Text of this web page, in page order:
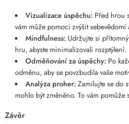
Vizualizace úspěchu:Před hrou
vám může pomoci zvýšit sebevědomí
Mindfulness:Udržujte si přítomný
hru, abyste minimalizovali rozptýlení.
Odměňování za úspěchy:Po
odměnu, aby se povzbudila vaše
Analýza proher:Zamilujte se do
mohlo být změněno. To vám
Závěr